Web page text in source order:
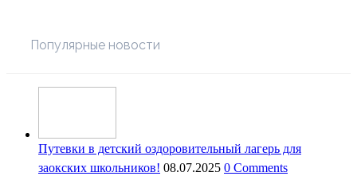
Популярные новости
Путевки в детский оздоровительный лагерь для
заокских школьников! 08.07.2025 0 Comments